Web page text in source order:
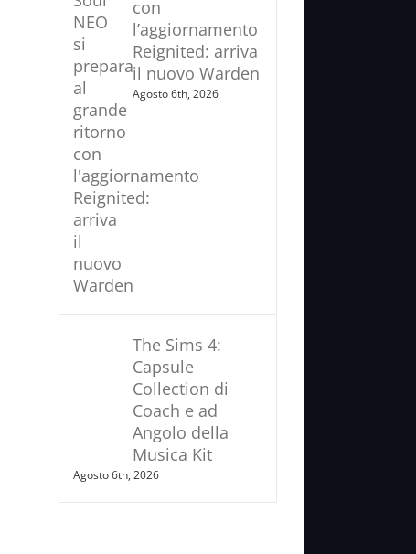
con
l’aggiornamento
Reignited: arriva
il nuovo Warden
Agosto 6th, 2026
The Sims 4:
Capsule
Collection di
Coach e ad
Angolo della
Musica Kit
Agosto 6th, 2026